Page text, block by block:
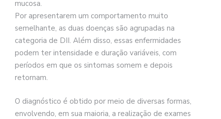
mucosa.
Por apresentarem um comportamento muito
semelhante, as duas doenças são agrupadas na
categoria de DII. Além disso, essas enfermidades
podem ter intensidade e duração variáveis, com
períodos em que os sintomas somem e depois
retornam.
O diagnóstico é obtido por meio de diversas formas,
envolvendo, em sua maioria, a realização de exames